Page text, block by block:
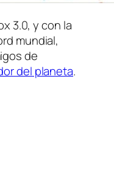
3.0, y con la
mundial,
de
del planeta.